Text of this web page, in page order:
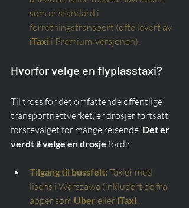
som er standard i
forretningstransport (ofte levert av
iTaxi i Premium-versjonen).
Hvorfor velge en flyplasstaxi?
Til tross for det omfattende offentlige
transportnettverket, er drosjer fortsatt
førstevalget for mange reisende. Det er
verdt å velge en drosje fordi:
Tilgang til bussfelt: Taxier med
lisens i Warszawa (inkludert de fra
apper som Uber eller iTaxi ,